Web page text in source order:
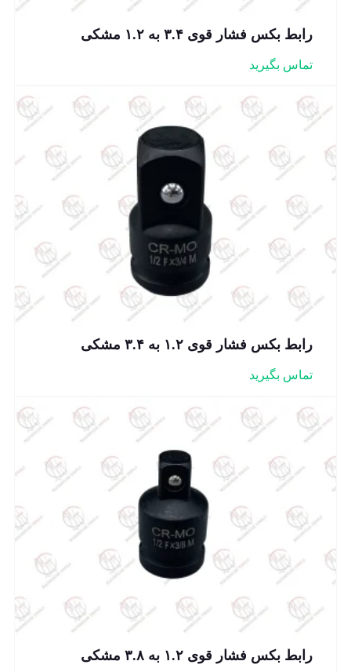
رابط بکس فشار قوی ۳.۴ به ۱.۲ مشکی
تماس بگیرید
رابط بکس فشار قوی ۱.۲ به ۳.۴ مشکی
تماس بگیرید
رابط بکس فشار قوی ۱.۲ به ۳.۸ مشکی